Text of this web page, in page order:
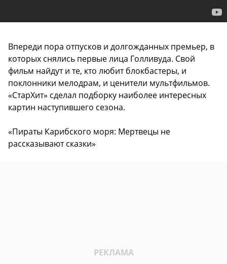
Впереди пора отпусков и долгожданных премьер, в
которых снялись первые лица Голливуда. Свой
фильм найдут и те, кто любит блокбастеры, и
поклонники мелодрам, и ценители мультфильмов.
«СтарХит» сделал подборку наиболее интересных
картин наступившего сезона.
«Пираты Карибского моря: Мертвецы не
рассказывают сказки»